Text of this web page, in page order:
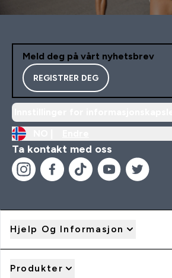
Meld deg på vårt nyhetsbrev
REGISTRER DEG
Ta kontakt med oss
Hjelp Og Informasjon
Produkter